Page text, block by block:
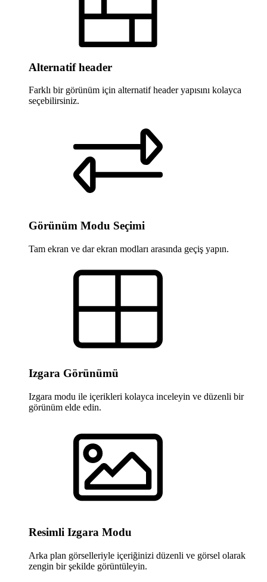
Alternatif header
Farklı bir görünüm için alternatif header yapısını kolayca
seçebilirsiniz.
Görünüm Modu Seçimi
Tam ekran ve dar ekran modları arasında geçiş yapın.
Izgara Görünümü
Izgara modu ile içerikleri kolayca inceleyin ve düzenli bir
görünüm elde edin.
Resimli Izgara Modu
Arka plan görselleriyle içeriğinizi düzenli ve görsel olarak
zengin bir şekilde görüntüleyin.